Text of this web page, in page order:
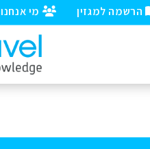
מי אנחנו הרשמה למגזין